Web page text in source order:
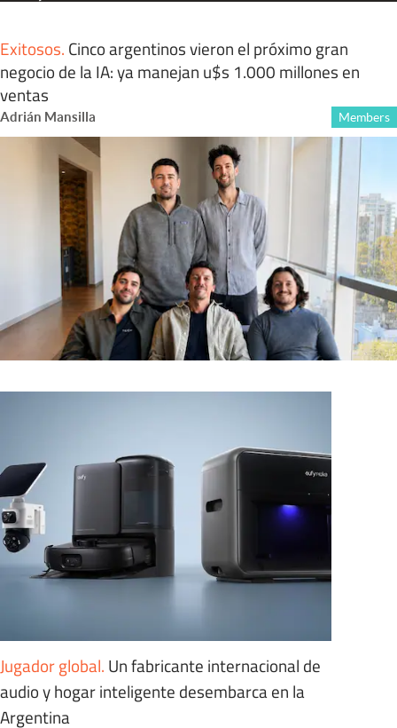
Exitosos. Cinco argentinos vieron el próximo gran
negocio de la IA: ya manejan u$s 1.000 millones en
ventas
Adrián Mansilla Members
Jugador global. Un fabricante internacional de
audio y hogar inteligente desembarca en la
Argentina